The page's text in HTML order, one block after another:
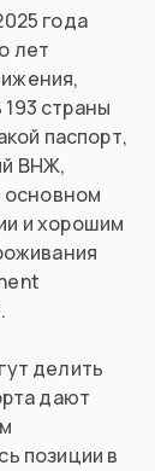
года
лет
страны
паспорт,
ВНЖ,
основном
и хорошим
делить
дают
позиции в